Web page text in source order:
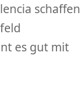
schaffen
es gut mit